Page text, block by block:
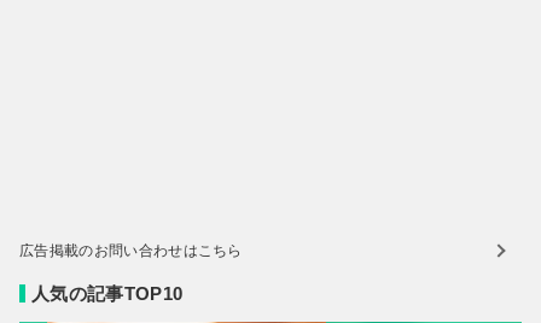
広告掲載のお問い合わせはこちら
人気の記事TOP10